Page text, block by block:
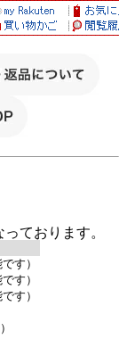
ております。
す）
す）
す）